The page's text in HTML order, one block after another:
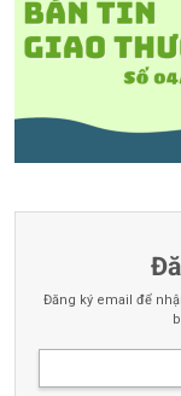
Đăng ký email để